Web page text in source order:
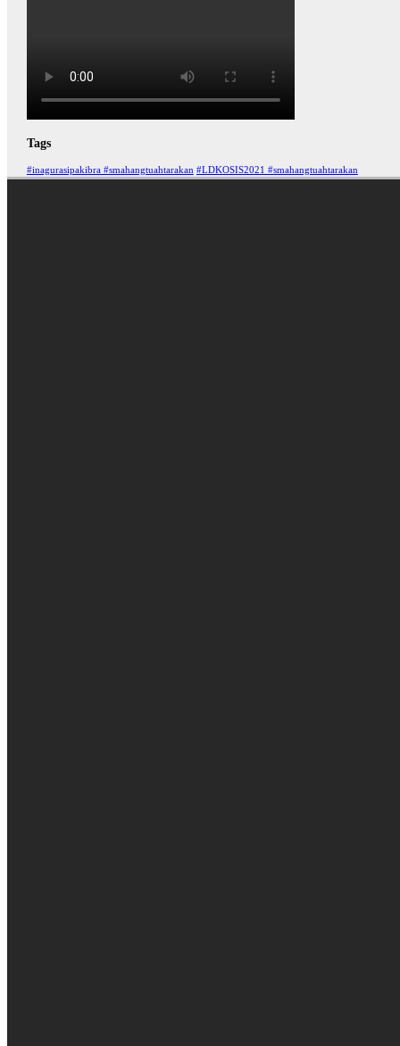
Tags
#inagurasipakibra #smahangtuahtarakan #LDKOSIS2021 #smahangtuahtarakan